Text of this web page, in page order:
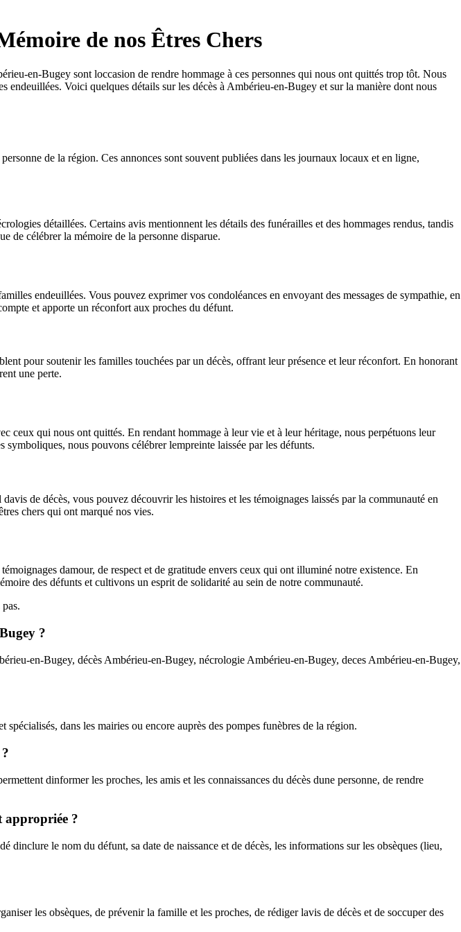
de nos Êtres Chers
en-Bugey sont loccasion de rendre hommage à ces personnes qui nous ont quittés trop tôt. Nous
Voici quelques détails sur les décès à Ambérieu-en-Bugey et sur la manière dont nous
de la région. Ces annonces sont souvent publiées dans les journaux locaux et en ligne,
détaillées. Certains avis mentionnent les détails des funérailles et des hommages rendus, tandis
de célébrer la mémoire de la personne disparue.
endeuillées. Vous pouvez exprimer vos condoléances en envoyant des messages de sympathie, en
et apporte un réconfort aux proches du défunt.
pour soutenir les familles touchées par un décès, offrant leur présence et leur réconfort. En honorant
une perte.
ceux qui nous ont quittés. En rendant hommage à leur vie et à leur héritage, nous perpétuons leur
symboliques, nous pouvons célébrer lempreinte laissée par les défunts.
de décès, vous pouvez découvrir les histoires et les témoignages laissés par la communauté en
chers qui ont marqué nos vies.
damour, de respect et de gratitude envers ceux qui ont illuminé notre existence. En
des défunts et cultivons un esprit de solidarité au sein de notre communauté.
?
en-Bugey, décès Ambérieu-en-Bugey, nécrologie Ambérieu-en-Bugey, deces Ambérieu-en-Bugey,
dans les mairies ou encore auprès des pompes funèbres de la région.
dinformer les proches, les amis et les connaissances du décès dune personne, de rendre
appropriée ?
le nom du défunt, sa date de naissance et de décès, les informations sur les obsèques (lieu,
les obsèques, de prévenir la famille et les proches, de rédiger lavis de décès et de soccuper des